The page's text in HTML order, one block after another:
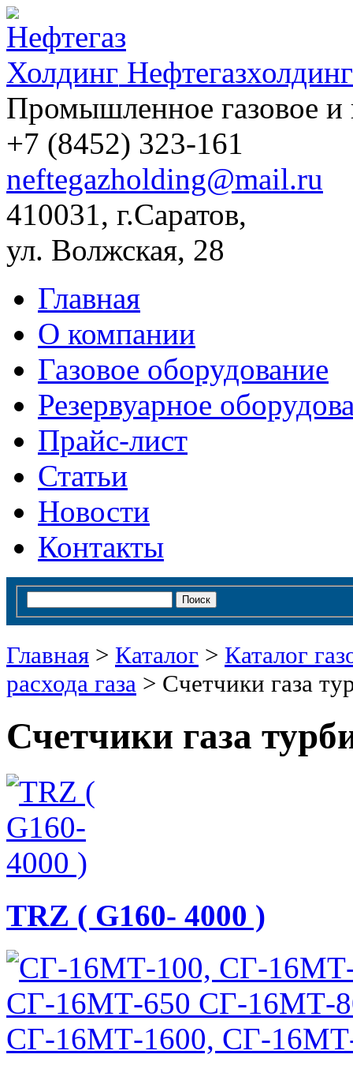
Нефтегазхолдинг
Промышленное газовое и
+7 (8452) 323-161
neftegazholding@mail.ru
410031, г.Саратов,
ул. Волжская, 28
Главная
О компании
Газовое оборудование
Резервуарное
Прайс-лист
Статьи
Новости
Контакты
Главная > Каталог > Каталог
расхода газа > Счетчики газа
Счетчики газа
TRZ ( G160- 4000 )